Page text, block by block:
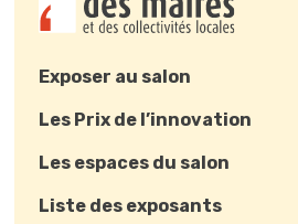
Exposer au salon
Les Prix de l’innovation
Les espaces du salon
Liste des exposants